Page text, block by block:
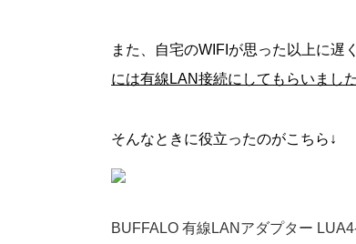
また、自宅のWIFIが思った以上に遅
には有線LAN接続にしてもらいました
そんなときに役立ったのがこちら↓
BUFFALO 有線LANアダプター